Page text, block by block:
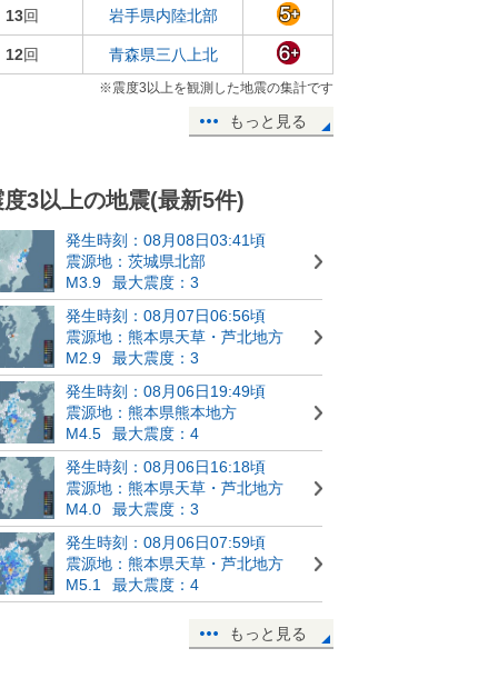
13回 岩手県内陸北部
12回 青森県三八上北
※震度3以上を観測した地震の集計です
もっと見る
度3以上の地震(最新5件)
発生時刻：08月08日03:41頃
震源地：茨城県北部
M3.9
最大震度：3
発生時刻：08月07日06:56頃
震源地：熊本県天草・芦北地方
M2.9
最大震度：3
発生時刻：08月06日19:49頃
震源地：熊本県熊本地方
M4.5
最大震度：4
発生時刻：08月06日16:18頃
震源地：熊本県天草・芦北地方
M4.0
最大震度：3
発生時刻：08月06日07:59頃
震源地：熊本県天草・芦北地方
M5.1
最大震度：4
もっと見る